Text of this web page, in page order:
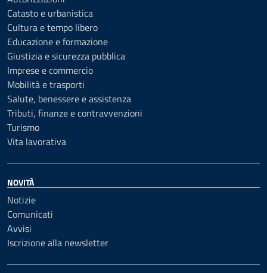
Catasto e urbanistica
Cultura e tempo libero
Educazione e formazione
Giustizia e sicurezza pubblica
Imprese e commercio
Mobilità e trasporti
Salute, benessere e assistenza
Tributi, finanze e contravvenzioni
Turismo
Vita lavorativa
NOVITÀ
Notizie
Comunicati
Avvisi
Iscrizione alla newsletter